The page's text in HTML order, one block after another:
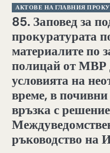
АКТОВЕ НА ГЛАВНИЯ
85. Заповед за
прокуратурата
материалите по
полицай от МВР
условията на
време, в
връзка с
ръководство